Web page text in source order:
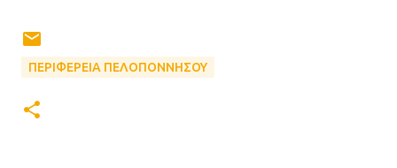
ΠΕΡΙΦΕΡΕΙΑ ΠΕΛΟΠΟΝΝΗΣΟΥ